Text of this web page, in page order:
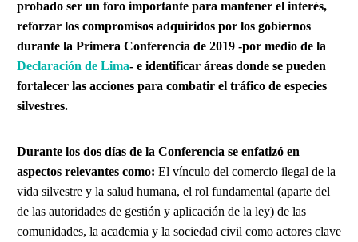
probado ser un foro importante para mantener el interés,
reforzar los compromisos adquiridos por los gobiernos
durante la Primera Conferencia de 2019 -por medio de la
Declaración de Lima- e identificar áreas donde se pueden
fortalecer las acciones para combatir el tráfico de especies
silvestres.
Durante los dos días de la Conferencia se enfatizó en
aspectos relevantes como: El vínculo del comercio ilegal de la
vida silvestre y la salud humana, el rol fundamental (aparte del
de las autoridades de gestión y aplicación de la ley) de las
comunidades, la academia y la sociedad civil como actores clave